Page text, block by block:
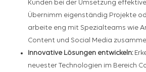
Kunden bei der Umsetzung
Übernimm eigenständig Projekte
arbeite eng mit Spezialteams wie
Content und Social Media
Innovative Lösungen entwickeln:
neuester Technologien im Bereich